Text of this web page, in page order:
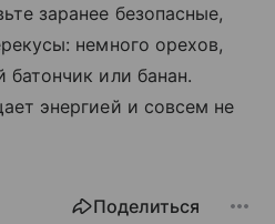
заранее безопасные,
немного орехов,
батончик или банан.
энергией и совсем не
Поделиться